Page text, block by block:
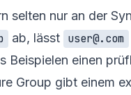
selten nur an der
ab, lässt user@.com
Beispielen einen
Group gibt einem